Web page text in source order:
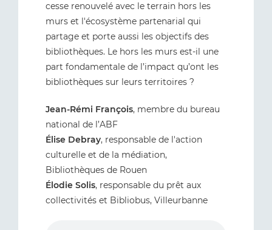
cesse renouvelé avec le terrain hors les
murs et l'écosystème partenarial qui
partage et porte aussi les objectifs des
bibliothèques. Le hors les murs est-il une
part fondamentale de l’impact qu’ont les
bibliothèques sur leurs territoires ?
Jean-Rémi François, membre du bureau
national de l’ABF
Élise Debray, responsable de l'action
culturelle et de la médiation,
Bibliothèques de Rouen
Élodie Solis, responsable du prêt aux
collectivités et Bibliobus, Villeurbanne